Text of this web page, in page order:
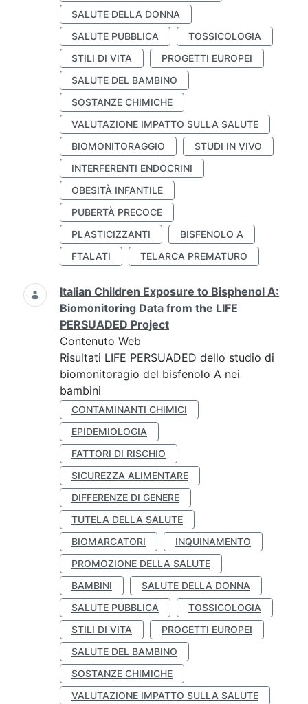
SALUTE DELLA DONNA
SALUTE PUBBLICA
TOSSICOLOGIA
STILI DI VITA
PROGETTI EUROPEI
SALUTE DEL BAMBINO
SOSTANZE CHIMICHE
VALUTAZIONE IMPATTO SULLA SALUTE
BIOMONITORAGGIO
STUDI IN VIVO
INTERFERENTI ENDOCRINI
OBESITÀ INFANTILE
PUBERTÀ PRECOCE
PLASTICIZZANTI
BISFENOLO A
FTALATI
TELARCA PREMATURO
Italian Children Exposure to Bisphenol A:
Biomonitoring Data from the LIFE
PERSUADED Project
Contenuto Web
Risultati LIFE PERSUADED dello studio di
biomonitoragio del bisfenolo A nei
bambini
CONTAMINANTI CHIMICI
EPIDEMIOLOGIA
FATTORI DI RISCHIO
SICUREZZA ALIMENTARE
DIFFERENZE DI GENERE
TUTELA DELLA SALUTE
BIOMARCATORI
INQUINAMENTO
PROMOZIONE DELLA SALUTE
BAMBINI
SALUTE DELLA DONNA
SALUTE PUBBLICA
TOSSICOLOGIA
STILI DI VITA
PROGETTI EUROPEI
SALUTE DEL BAMBINO
SOSTANZE CHIMICHE
VALUTAZIONE IMPATTO SULLA SALUTE